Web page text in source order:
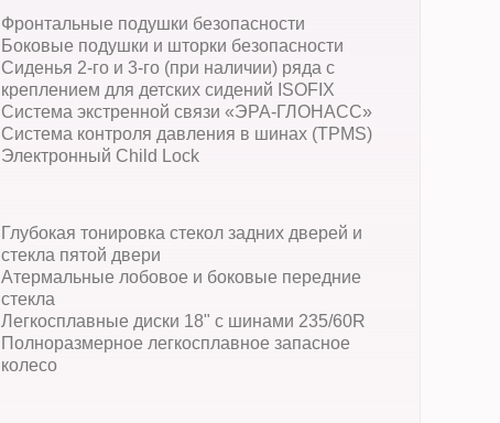
Фронтальные подушки безопасности
Боковые подушки и шторки безопасности
Сиденья 2-го и 3-го (при наличии) ряда с
креплением для детских сидений ISOFIX
Система экстренной связи «ЭРА-ГЛОНАСС»
Система контроля давления в шинах (TPMS)
Электронный Child Lock
Глубокая тонировка стекол задних дверей и
стекла пятой двери
Атермальные лобовое и боковые передние
стекла
Легкосплавные диски 18" с шинами 235/60R
Полноразмерное легкосплавное запасное
колесо